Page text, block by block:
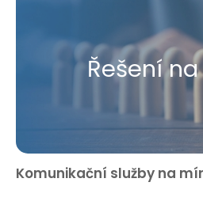
Řešení
Komunikační služby na